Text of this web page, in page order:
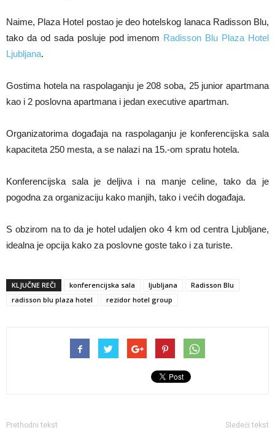
Naime, Plaza Hotel postao je deo hotelskog lanaca Radisson Blu,
tako da od sada posluje pod imenom Radisson Blu Plaza Hotel
Ljubljana.
Gostima hotela na raspolaganju je 208 soba, 25 junior apartmana
kao i 2 poslovna apartmana i jedan executive apartman.
Organizatorima događaja na raspolaganju je konferencijska sala
kapaciteta 250 mesta, a se nalazi na 15.-om spratu hotela.
Konferencijska sala je deljiva i na manje celine, tako da je
pogodna za organizaciju kako manjih, tako i većih događaja.
S obzirom na to da je hotel udaljen oko 4 km od centra Ljubljane,
idealna je opcija kako za poslovne goste tako i za turiste.
KLJUČNE REČI konferencijska sala ljubljana
Radisson Blu
radisson blu plaza hotel
rezidor hotel group
Prethodni tekst Sledeći tekst